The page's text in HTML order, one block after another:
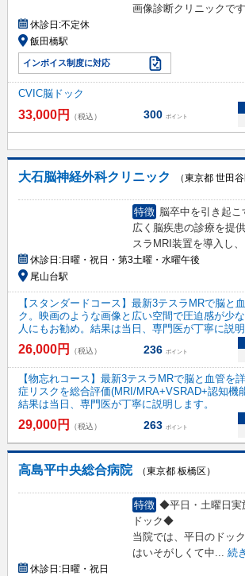
画像診断クリニックです
休診日:不定休
飯田橋駅
インボイス制度に対応
CVIC脳ドック
33,000円 （税込） 300 ポイント
大石脳神経外科クリニック
（東京都 世田谷
特徴 脳卒中を引き起
広く脳疾患の診療を提
スラMRI装置を導入し、
休診日:日曜・祝日・第3土曜・水曜午後
尾山台駅
【スタンダードコース】最新3テスラMRで脳と
ク。映画のような画像と広い空間で圧迫感が少
人にもお勧め。結果は当日、専門医が丁寧に説明
26,000円 （税込） 236 ポイント
【物忘れコース】最新3テスラMRで脳と血管を
症リスクを総合評価(MRI/MRA+VSRAD+認知機
結果は当日、専門医が丁寧に説明します。
29,000円 （税込） 263 ポイント
高島平中央総合病院
（東京都 板橋区）
特徴 ◆平日・土曜日実
ドック◆
当院では、平日のドッ
はいそがしくて中... 続
休診日:日曜・祝日